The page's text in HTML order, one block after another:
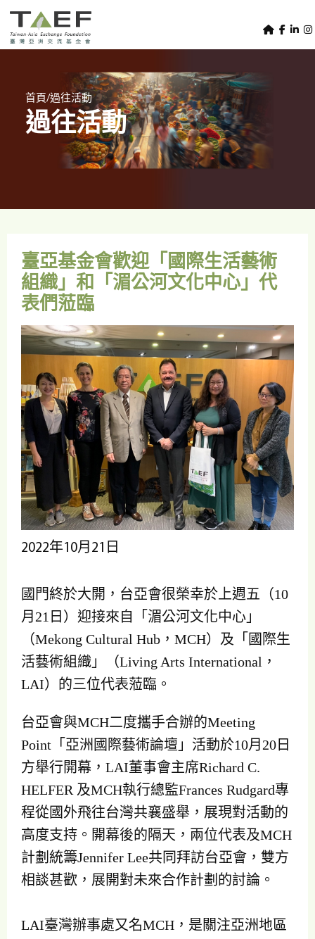
Skip to main content
TAEF
s
e
n
首頁/過往活動
過往活動
臺亞基金會歡迎「國際生活藝術
組織」和「湄公河文化中心」代
表們蒞臨
2022年10月21日
國門終於大開，台亞會很榮幸於上週五（10
月21日）迎接來自「湄公河文化中心」
（Mekong Cultural Hub，MCH）及「國際生
活藝術組織」（Living Arts International，
LAI）的三位代表蒞臨。
台亞會與MCH二度攜手合辦的Meeting
Point「亞洲國際藝術論壇」活動於10月20日
方舉行開幕，LAI董事會主席Richard C.
HELFER 及MCH執行總監Frances Rudgard專
程從國外飛往台灣共襄盛舉，展現對活動的
高度支持。開幕後的隔天，兩位代表及MCH
計劃統籌Jennifer Lee共同拜訪台亞會，雙方
相談甚歡，展開對未來合作計劃的討論。
LAI臺灣辦事處又名MCH，是關注亞洲地區